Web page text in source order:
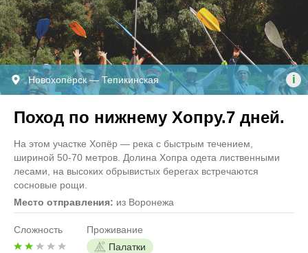
Новохопёрск — Тепикинская i
Поход по нижнему Хопру.7 дней.
На этом участке Хопёр — река с быстрым течением,
шириной 50-70 метров. Долина Хопра одета лиственными
лесами, на высоких обрывистых берегах встречаются
сосновые рощи.
Место отправления: из Воронежа
Сложность
Проживание
Палатки